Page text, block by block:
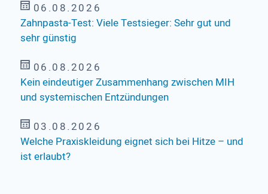
06.08.2026
Zahnpasta-Test: Viele Testsieger: Sehr gut und
sehr günstig
06.08.2026
Kein eindeutiger Zusammenhang zwischen MIH
und systemischen Entzündungen
03.08.2026
Welche Praxiskleidung eignet sich bei Hitze – und
ist erlaubt?